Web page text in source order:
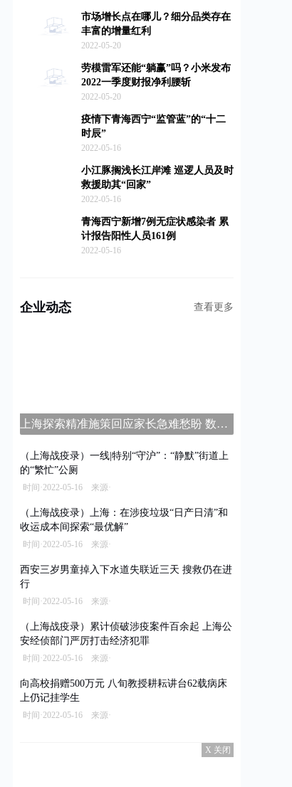
市场增长点在哪儿？细分品类存在
丰富的增量红利
2022-05-20
劳模雷军还能“躺赢”吗？小米发布
2022一季度财报净利腰斩
2022-05-20
疫情下青海西宁“监管蓝”的“十二
时辰”
2022-05-16
小江豚搁浅长江岸滩 巡逻人员及时
救援助其“回家”
2022-05-16
青海西宁新增7例无症状感染者 累
计报告阳性人员161例
2022-05-16
企业动态 查看更多
上海探索精准施策回应家长急难愁盼 数字家长学校平台上线
（上海战疫录）一线|特别“守沪”：“静默”街道上
的“繁忙”公厕
时间·2022-05-16 来源·
（上海战疫录）上海：在涉疫垃圾“日产日清”和
收运成本间探索“最优解”
时间·2022-05-16 来源·
西安三岁男童掉入下水道失联近三天 搜救仍在进
行
时间·2022-05-16 来源·
（上海战疫录）累计侦破涉疫案件百余起 上海公
安经侦部门严厉打击经济犯罪
时间·2022-05-16 来源·
向高校捐赠500万元 八旬教授耕耘讲台62载病床
上仍记挂学生
时间·2022-05-16 来源·
X 关闭